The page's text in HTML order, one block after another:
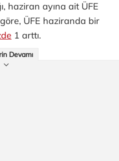
haziran ayına ait ÜFE
ÜFE haziranda bir
1 arttı.
Devamı